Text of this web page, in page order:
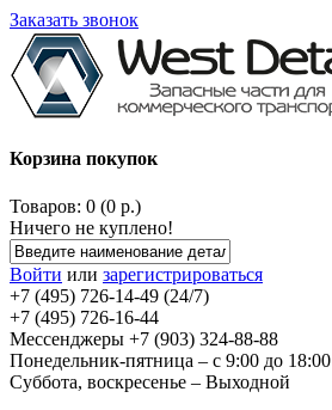
Заказать звонок
Корзина покупок
Товаров: 0 (0 р.)
Ничего не куплено!
Войти или зарегистрироваться
+7 (495) 726-14-49 (24/7)
+7 (495) 726-16-44
Мессенджеры +7 (903) 324-88-88
Понедельник-пятница – с 9:00 до 18:00
Суббота, воскресенье – Выходной